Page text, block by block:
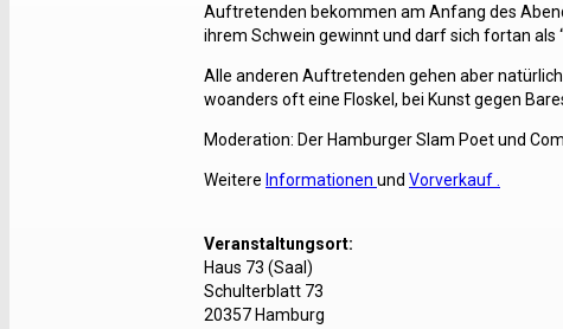
Auftretenden bekommen am Anfang des
ihrem Schwein gewinnt und darf sich fortan als
Alle anderen Auftretenden gehen aber
woanders oft eine Floskel, bei Kunst gegen
Moderation: Der Hamburger Slam Poet und
Weitere Informationen und Vorverkauf
Veranstaltungsort:
Haus 73 (Saal)
Schulterblatt 73
20357 Hamburg